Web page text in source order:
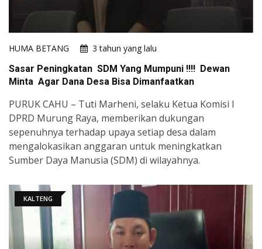
HUMA BETANG
3 tahun yang lalu
Sasar Peningkatan SDM Yang Mumpuni !!!! Dewan
Minta Agar Dana Desa Bisa Dimanfaatkan
PURUK CAHU – Tuti Marheni, selaku Ketua Komisi I
DPRD Murung Raya, memberikan dukungan
sepenuhnya terhadap upaya setiap desa dalam
mengalokasikan anggaran untuk meningkatkan
Sumber Daya Manusia (SDM) di wilayahnya.
KALTENG